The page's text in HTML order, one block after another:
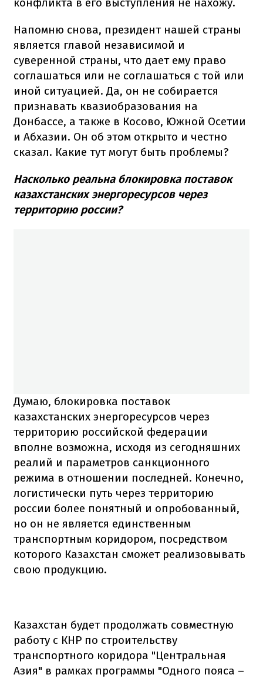
Напомню снова, президент нашей страны
является главой независимой и
суверенной страны, что дает ему право
соглашаться или не соглашаться с той или
иной ситуацией. Да, он не собирается
признавать квазиобразования на
Донбассе, а также в Косово, Южной Осетии
и Абхазии. Он об этом открыто и честно
сказал. Какие тут могут быть проблемы?
Насколько реальна блокировка поставок
казахстанских энергоресурсов через
территорию россии?
Думаю, блокировка поставок
казахстанских энергоресурсов через
территорию российской федерации
вполне возможна, исходя из сегодняшних
реалий и параметров санкционного
режима в отношении последней. Конечно,
логистически путь через территорию
россии более понятный и опробованный,
но он не является единственным
транспортным коридором, посредством
которого Казахстан сможет реализовывать
свою продукцию.
Казахстан будет продолжать совместную
работу с КНР по строительству
транспортного коридора "Центральная
Азия" в рамках программы "Одного пояса –